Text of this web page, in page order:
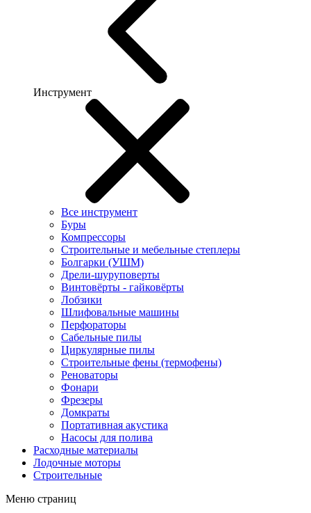
Инструмент
Все инструмент
Буры
Компрессоры
Строительные и мебельные степлеры
Болгарки (УШМ)
Дрели-шуруповерты
Винтовёрты - гайковёрты
Лобзики
Шлифовальные машины
Перфораторы
Сабельные пилы
Циркулярные пилы
Строительные фены (термофены)
Реноваторы
Фонари
Фрезеры
Домкраты
Портативная акустика
Насосы для полива
Расходные материалы
Лодочные моторы
Строительные
Меню страниц